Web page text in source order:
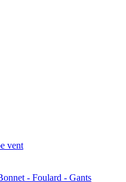
vent
- Foulard - Gants